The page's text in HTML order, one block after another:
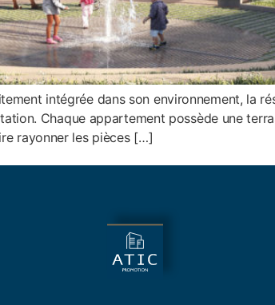
intégrée dans son environnement, la
Chaque appartement possède une
rayonner les pièces […]